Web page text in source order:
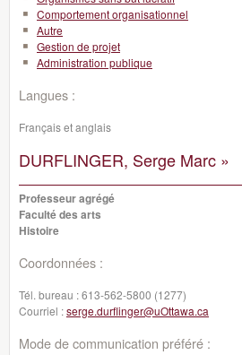
Comportement organisationnel
Autre
Gestion de projet
Administration publique
Langues :
Français et anglais
DURFLINGER, Serge Marc »
Professeur agrégé
Faculté des arts
Histoire
Coordonnées :
Tél. bureau :613-562-5800 (1277)
Courriel :serge.durflinger@uOttawa.ca
Mode de communication préféré :